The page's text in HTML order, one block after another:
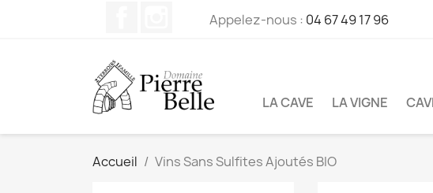
Appelez-nous : 04 67 49 17 96
LA CAVE LA VIGNE
Accueil Vins Sans Sulfites Ajoutés BIO